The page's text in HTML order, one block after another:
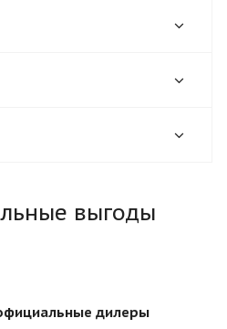
выгоды
дилеры